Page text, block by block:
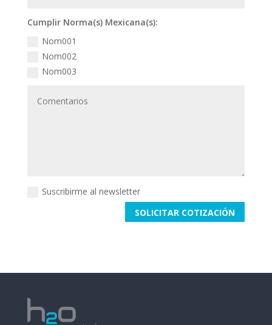
Cumplir Norma(s) Mexicana(s):
Nom001
Nom002
Nom003
Suscribirme al newsletter
SOLICITAR COTIZACIÓN